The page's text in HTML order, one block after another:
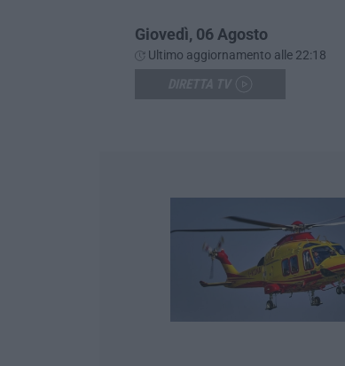
Giovedì, 06 Agosto
Ultimo aggiornamento alle 22:18